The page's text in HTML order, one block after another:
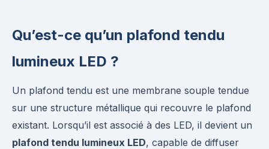
Qu’est-ce qu’un plafond tendu
lumineux LED ?
Un plafond tendu est une membrane souple tendue
sur une structure métallique qui recouvre le plafond
existant. Lorsqu’il est associé à des LED, il devient un
plafond tendu lumineux LED, capable de diffuser